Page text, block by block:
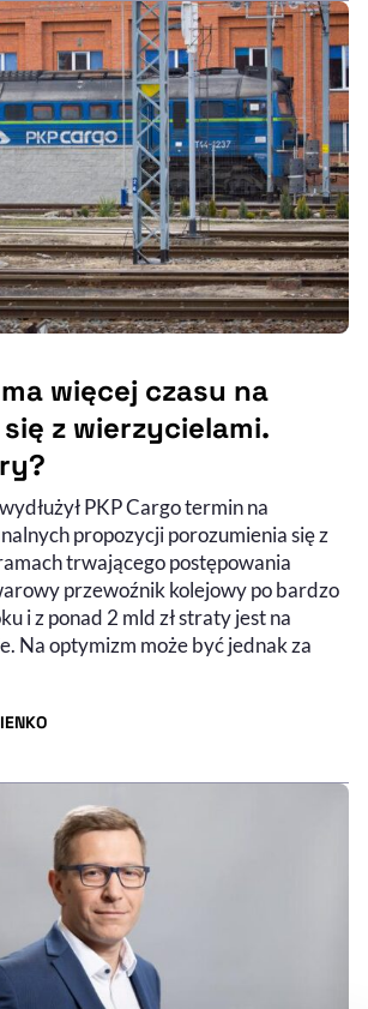
więcej czasu na
z wierzycielami.
PKP Cargo termin na
propozycji porozumienia się z
trwającego postępowania
przewoźnik kolejowy po bardzo
i z ponad 2 mld zł straty jest na
Na optymizm może być jednak za
PROFIL